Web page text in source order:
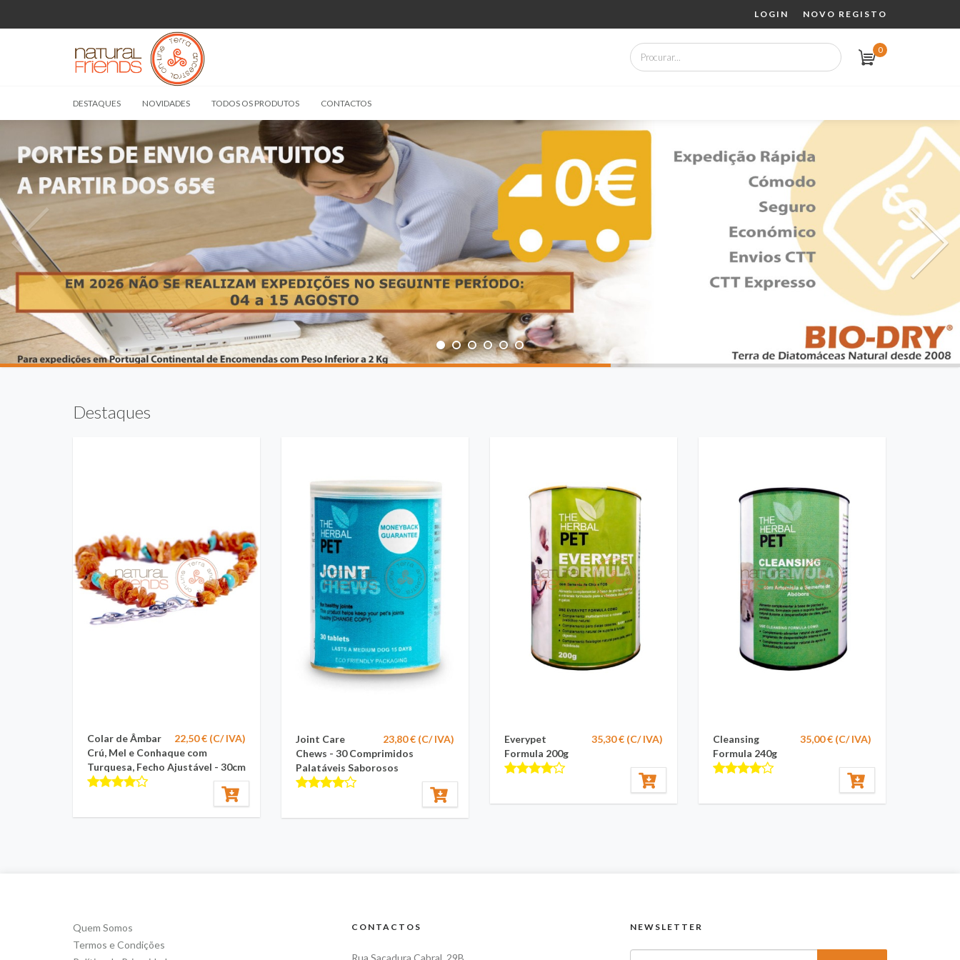
LOGIN NOVO REGISTO
0
DESTAQUES NOVIDADES TODOS OS PRODUTOS CONTACTOS
Destaques
22,50 € (C/ IVA)
Colar de Âmbar
Crú, Mel e Conhaque com
Turquesa, Fecho Ajustável - 30cm
23,80 € (C/ IVA)
Joint Care
Chews - 30 Comprimidos
Palatáveis Saborosos
35,30 € (C/ IVA)
Everypet
Formula 200g
35,00 € (C/ IVA)
Cleansing
Formula 240g
Quem Somos
Termos e Condições
CONTACTOS
Rua Sacadura Cabral, 29B
NEWSLETTER